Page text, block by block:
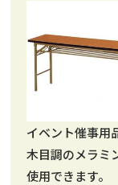
イベント催事用
木目調のメラミ
使用できます。